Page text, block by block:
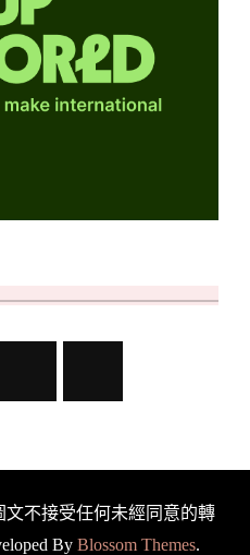
不接受任何未經同意的轉
By Blossom Themes.